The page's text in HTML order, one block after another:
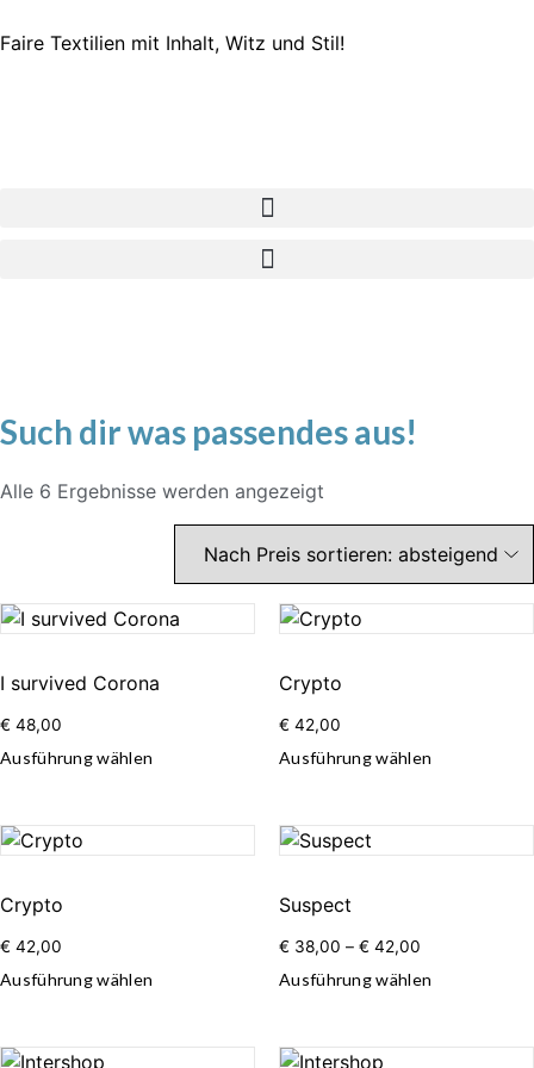
Faire Textilien mit Inhalt, Witz und Stil!
Such dir was passendes aus!
Alle 6 Ergebnisse werden angezeigt
I survived Corona
€ 48,00
Ausführung wählen
Crypto
€ 42,00
Ausführung wählen
Crypto
€ 42,00
Ausführung wählen
Suspect
€ 38,00 – € 42,00
Ausführung wählen